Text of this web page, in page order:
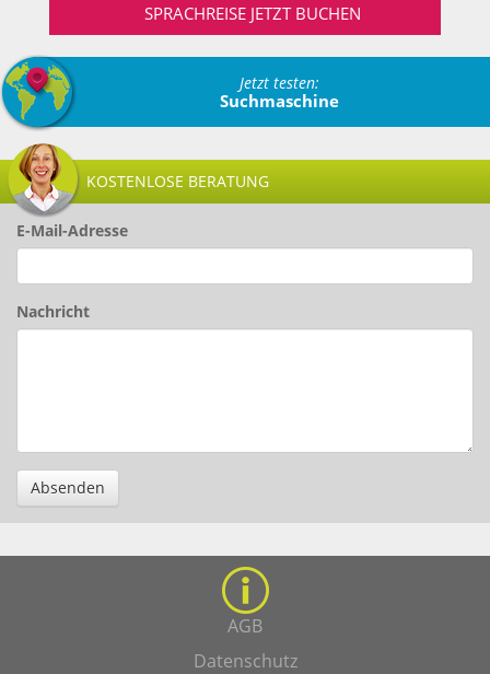
SPRACHREISE JETZT BUCHEN
Jetzt testen:
Suchmaschine
KOSTENLOSE BERATUNG
E-Mail-Adresse
Nachricht
Absenden
AGB
Datenschutz